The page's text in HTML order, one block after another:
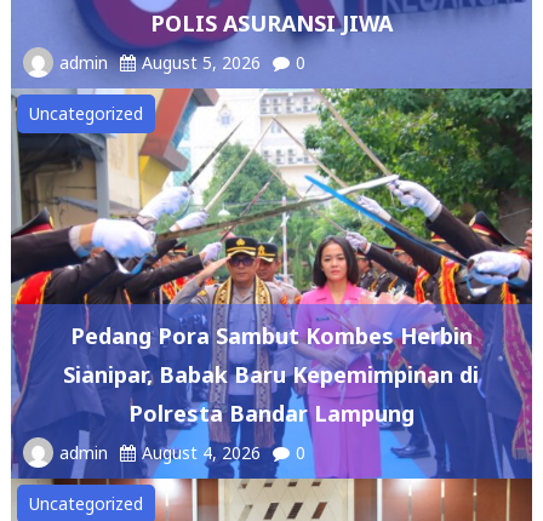
POLIS ASURANSI JIWA
admin August 5, 2026 0
Uncategorized
Pedang Pora Sambut Kombes Herbin
Sianipar, Babak Baru Kepemimpinan di
Polresta Bandar Lampung
admin August 4, 2026 0
Uncategorized